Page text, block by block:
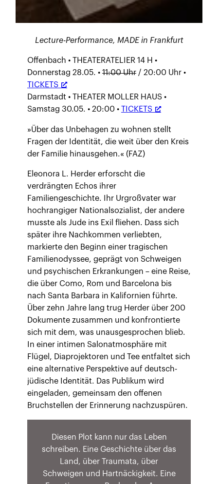
Lecture-Performance, MADE in Frankfurt
Offenbach • THEATERATELIER 14 H •
Donnerstag 28.05. • 11:00 Uhr / 20:00 Uhr •
TICKETS
Darmstadt • THEATER MOLLER HAUS •
Samstag 30.05. • 20:00 •
TICKETS
»Über das Unbehagen zu wohnen stellt
Fragen der Identität, die weit über den Kreis
der Familie hinausgehen.« (FAZ)
Eleonora L. Herder erforscht die
verdrängten Echos ihrer
Familiengeschichte. Ihr Urgroßvater war
hochrangiger Nationalsozialist, der andere
musste als Jude ins Exil fliehen. Dass sich
später ihre Nachkommen verliebten,
markierte den Beginn einer tragischen
Familienodyssee, geprägt von Schweigen
und psychischen Erkrankungen – eine Reise,
die über Como, Rom und Barcelona bis
nach Santa Barbara in Kalifornien führte.
Über zehn Jahre lang trug Herder über 200
Dokumente zusammen und konfrontierte
sich mit dem, was unausgesprochen blieb.
In einer intimen Salonatmosphäre mit
Flügel, Diaprojektoren und Tee entfaltet sich
eine alternative Perspektive auf deutsch-
jüdische Identität. Das Publikum wird
eingeladen, gemeinsam den offenen
Bruchstellen der Erinnerung nachzuspüren.
Diesen Plot kann nur das Leben
schreiben. Eine Geschichte über das
Land, über Traumata, über
Schweigen und Hartnäckigkeit. Eine